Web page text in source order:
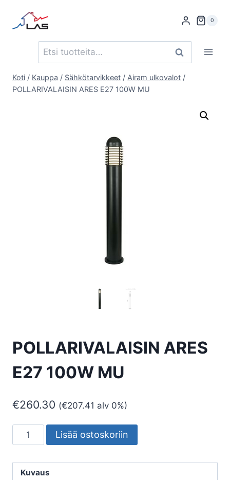
sisältöön
0
Etsi: Haku
Koti / Kauppa / Sähkötarvikkeet / Airam ulkovalot /
POLLARIVALAISIN ARES E27 100W MU
POLLARIVALAISIN ARES
E27 100W MU
€260.30 (€207.41 alv 0%)
POLLARIVALAISIN
ARES
100W
Lisää ostoskoriin
Kuvaus